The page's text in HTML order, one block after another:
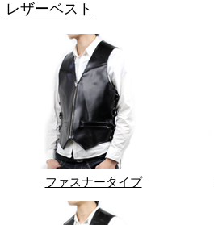
レザーベスト
ファスナータイプ